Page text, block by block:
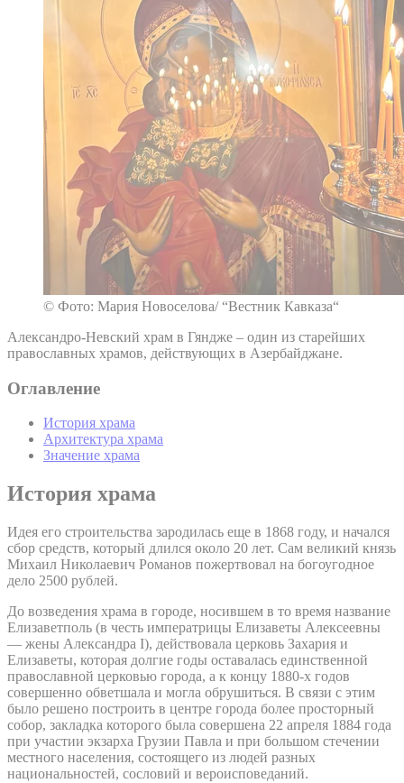
© Фото: Мария Новоселова/ “Вестник Кавказа“
Александро-Невский храм в Гяндже – один из старейших
православных храмов, действующих в Азербайджане.
Оглавление
История храма
Архитектура храма
Значение храма
История храма
Идея его строительства зародилась еще в 1868 году, и начался
сбор средств, который длился около 20 лет. Сам великий князь
Михаил Николаевич Романов пожертвовал на богоугодное
дело 2500 рублей.
До возведения храма в городе, носившем в то время название
Елизаветполь (в честь императрицы Елизаветы Алексеевны
— жены Александра I), действовала церковь Захария и
Елизаветы, которая долгие годы оставалась единственной
православной церковью города, а к концу 1880-х годов
совершенно обветшала и могла обрушиться. В связи с этим
было решено построить в центре города более просторный
собор, закладка которого была совершена 22 апреля 1884 года
при участии экзарха Грузии Павла и при большом стечении
местного населения, состоящего из людей разных
национальностей, сословий и вероисповеданий.